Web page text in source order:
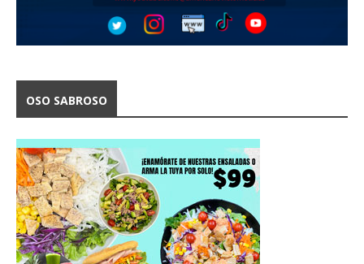
OSO SABROSO